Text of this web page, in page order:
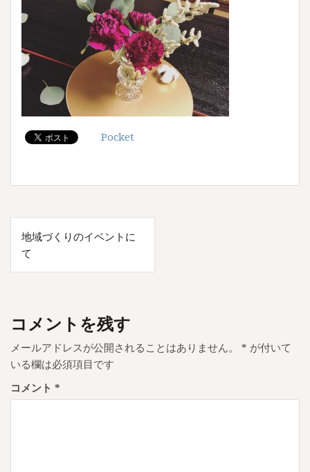
Pocket
投
稿
ナ
ゲ
ー
シ
ョ
地域づくりのイベントに
て
コメントを残す
メールアドレスが公開されることはありません。 * が付いて
いる欄は必須項目です
コメント *